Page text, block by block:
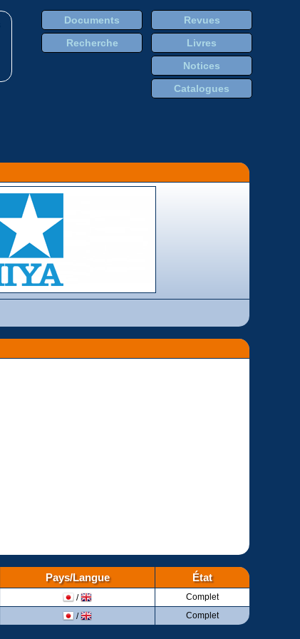
Documents
Recherche
Revues
Livres
Notices
Catalogues
Pays/Langue État
/
Complet
/ Complet